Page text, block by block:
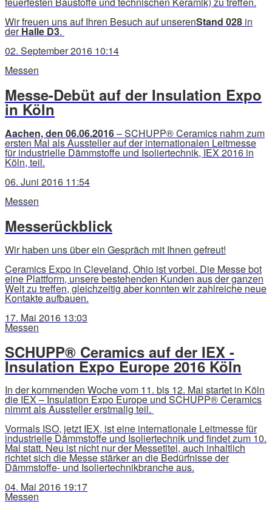
Wir freuen uns auf Ihren Besuch auf unserenStand 028 in
derHalle D3.
02. September 2016 10:14
Messen
Messe-Debüt auf der Insulation Expo
in Köln
Aachen, den 06.06.2016– SCHUPP® Ceramics nahm zum
ersten Mal als Aussteller auf der internationalen Leitmesse
für industrielle Dämmstoffe und Isoliertechnik, IEX 2016 in
Köln, teil.
06. Juni 2016 11:54
Messen
Messerückblick
Wir haben uns über ein Gespräch mit Ihnen gefreut!
Ceramics Expo in Cleveland, Ohio ist vorbei. Die Messe bot
eine Plattform, unsere bestehenden Kunden aus der ganzen
Welt zu treffen, gleichzeitig aber konnten wir zahlreiche neue
Kontakte aufbauen.
17. Mai 2016 13:03
Messen
SCHUPP® Ceramics auf der IEX -
Insulation Expo Europe 2016 Köln
In der kommenden Woche vom 11. bis 12. Mai startet in Köln
die IEX – Insulation Expo Europe und SCHUPP® Ceramics
nimmt als Aussteller erstmalig teil.
Vormals ISO, jetzt IEX, ist eine internationale Leitmesse für
industrielle Dämmstoffe und Isoliertechnik und findet zum 10.
Mal statt. Neu ist nicht nur der Messetitel, auch inhaltlich
richtet sich die Messe stärker an die Bedürfnisse der
Dämmstoffe- und Isoliertechnikbranche aus.
04. Mai 2016 19:17
Messen